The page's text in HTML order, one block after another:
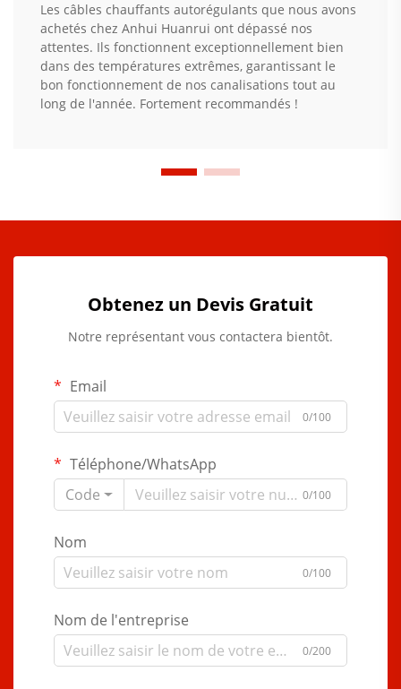
Les câbles chauffants autorégulants que nous avons
achetés chez Anhui Huanrui ont dépassé nos
attentes. Ils fonctionnent exceptionnellement bien
dans des températures extrêmes, garantissant le
bon fonctionnement de nos canalisations tout au
long de l'année. Fortement recommandés !
Obtenez un Devis Gratuit
Notre représentant vous contactera bientôt.
Email
0/100
Téléphone/WhatsApp
Code
0/100
Nom
0/100
Nom de l'entreprise
0/200